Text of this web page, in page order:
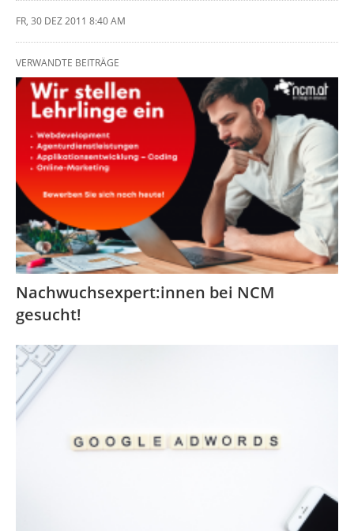
FR, 30 DEZ 2011 8:40 AM
VERWANDTE BEITRÄGE
Nachwuchsexpert:innen bei NCM
gesucht!